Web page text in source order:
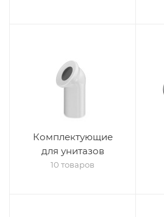
Комплектующие
для унитазов
10 товаров